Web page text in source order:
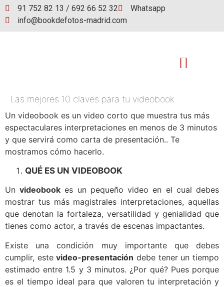
91 752 82 13 / 692 66 52 32
Whatsapp
info@bookdefotos-madrid.com
Las mejores 10 claves para tu videobook
Un videobook es un video corto que muestra tus más
espectaculares interpretaciones en menos de 3 minutos
y que servirá como carta de presentación.. Te
mostramos cómo hacerlo.
QUÉ ES UN VIDEOBOOK
Unvideobook es un pequeño video en el cual debes
mostrar tus más magistrales interpretaciones, aquellas
que denotan la fortaleza, versatilidad y genialidad que
tienes como actor, a través de escenas impactantes.
Existe una condición muy importante que debes
cumplir, estevideo-presentación debe tener un tiempo
estimado entre 1.5 y 3 minutos. ¿Por qué? Pues porque
es el tiempo ideal para que valoren tu interpretación y